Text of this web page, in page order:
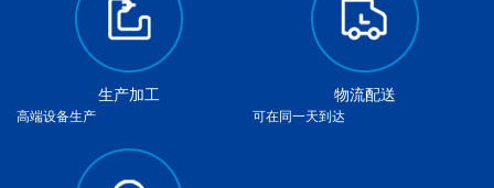
生产加工
高端设备生产
物流配送
可在同一天到达